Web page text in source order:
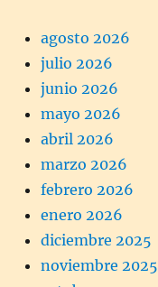
agosto 2026
julio 2026
junio 2026
mayo 2026
abril 2026
marzo 2026
febrero 2026
enero 2026
diciembre 2025
noviembre 2025